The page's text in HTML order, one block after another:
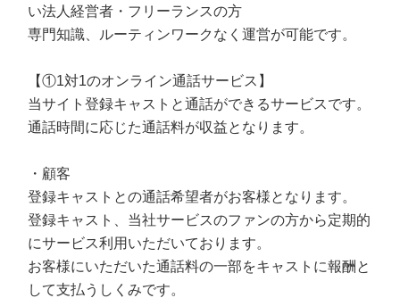
い法人経営者・フリーランスの方
専門知識、ルーティンワークなく運営が可能です。
【①1対1のオンライン通話サービス】
当サイト登録キャストと通話ができるサービスです。
通話時間に応じた通話料が収益となります。
・顧客
登録キャストとの通話希望者がお客様となります。
登録キャスト、当社サービスのファンの方から定期的
にサービス利用いただいております。
お客様にいただいた通話料の一部をキャストに報酬と
して支払うしくみです。